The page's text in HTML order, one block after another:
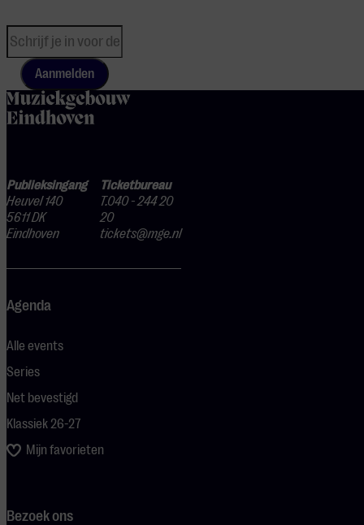
Aanmelden
Publieksingang
Heuvel 140
5611 DK
Eindhoven
Ticketbureau
T.040 - 244 20
20
tickets@mge.nl
Agenda
Alle events
Series
Net bevestigd
Klassiek 26-27
Mijn favorieten
Bezoek ons